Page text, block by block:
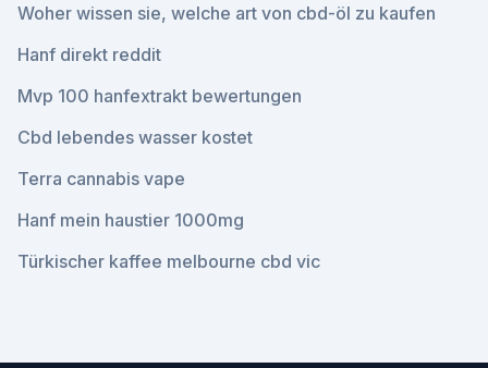
Woher wissen sie, welche art von cbd-öl zu kaufen
Hanf direkt reddit
Mvp 100 hanfextrakt bewertungen
Cbd lebendes wasser kostet
Terra cannabis vape
Hanf mein haustier 1000mg
Türkischer kaffee melbourne cbd vic